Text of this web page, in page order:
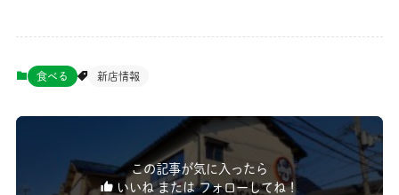
食べる 新店情報
この記事が気に入ったら
いいね または フォローしてね！